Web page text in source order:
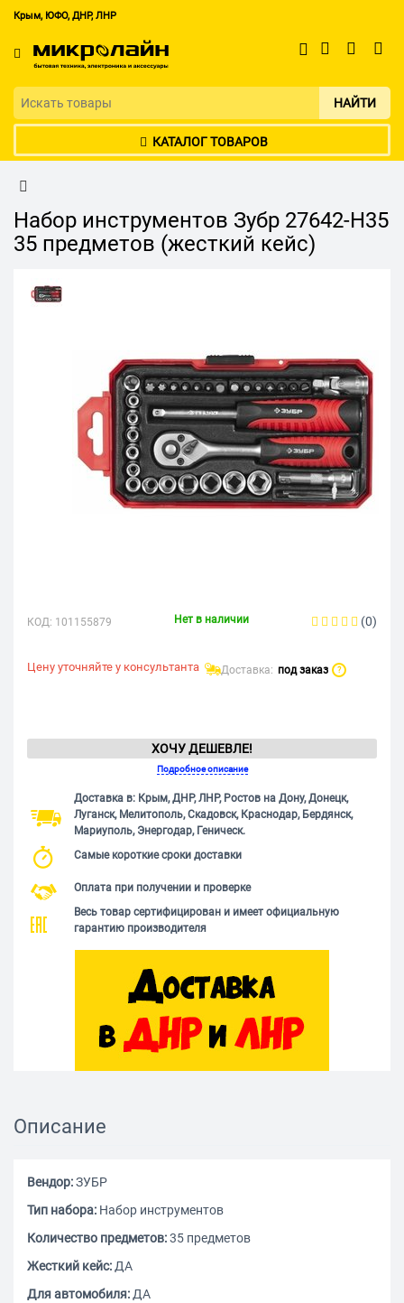
Крым, ЮФО, ДНР, ЛНР
НАЙТИ
КАТАЛОГ ТОВАРОВ
Набор инструментов Зубр 27642-H35
35 предметов (жесткий кейс)
КОД: 101155879 Нет в наличии (0)
Цену уточняйте у консультанта Доставка: под заказ ?
ХОЧУ ДЕШЕВЛЕ!
Подробное описание
Доставка в: Крым, ДНР, ЛНР, Ростов на Дону, Донецк,
Луганск, Мелитополь, Скадовск, Краснодар, Бердянск,
Мариуполь, Энергодар, Геническ.
Самые короткие сроки доставки
Оплата при получении и проверке
Весь товар сертифицирован и имеет официальную
гарантию производителя
Описание
Вендор:ЗУБР
Тип набора: Набор инструментов
Количество предметов:35 предметов
Жесткий кейс:ДА
Для автомобиля:ДА